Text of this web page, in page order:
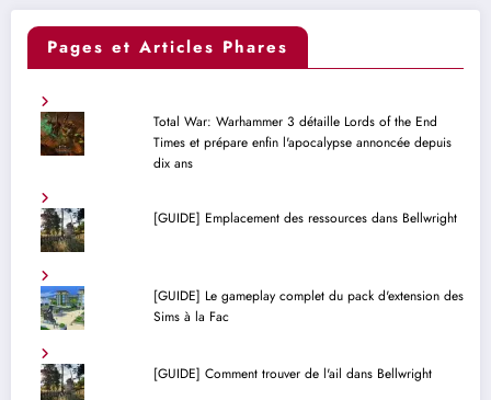
Pages et Articles Phares
Total War: Warhammer 3 détaille Lords of the End
Times et prépare enfin l'apocalypse annoncée depuis
dix ans
[GUIDE] Emplacement des ressources dans Bellwright
[GUIDE] Le gameplay complet du pack d'extension des
Sims à la Fac
[GUIDE] Comment trouver de l'ail dans Bellwright